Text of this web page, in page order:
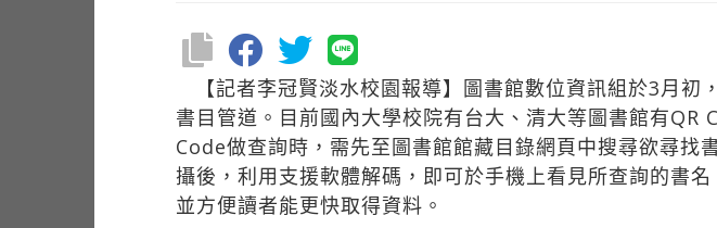
【記者李冠賢淡水校園報導】圖書館數位資訊組於3月
書目管道。目前國內大學校院有台大、清大等圖書館有
Code做查詢時，需先至圖書館館藏目錄網頁中搜尋欲尋找
攝後，利用支援軟體解碼，即可於手機上看見所查詢的書
並方便讀者能更快取得資料。